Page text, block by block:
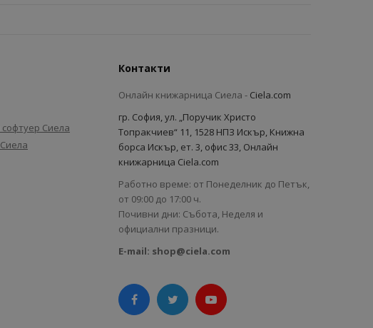
Сиела
Контакти
Онлайн книжарница Сиела - Ciela.com
гр. София, ул. „Поручик Христо
Топракчиев“ 11, 1528 НПЗ Искър, Книжна
борса Искър, ет. 3, офис 33, Онлайн
книжарница Ciela.com
Работно време: от Понеделник до Петък,
от 09:00 до 17:00 ч.
Почивни дни: Събота, Неделя и
официални празници.
E-mail: shop@ciela.com